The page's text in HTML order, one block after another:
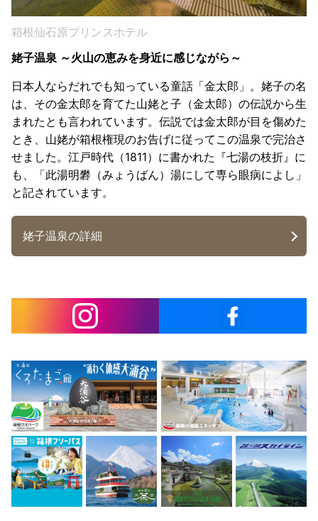
箱根仙石原プリンスホテル
姥子温泉 ～火山の恵みを身近に感じながら～
日本人ならだれでも知っている童話「金太郎」。姥子の名
は、その金太郎を育てた山姥と子（金太郎）の伝説から生
まれたとも言われています。伝説では金太郎が目を傷めた
とき、山姥が箱根権現のお告げに従ってこの温泉で完治さ
せました。江戸時代（1811）に書かれた『七湯の枝折』に
も、「此湯明礬（みょうばん）湯にして専ら眼病によし」
と記されています。
姥子温泉の詳細